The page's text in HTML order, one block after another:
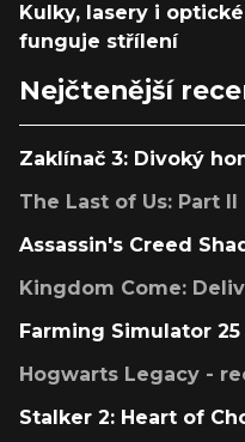
Kulky, lasery i
funguje střílení
Nejčtenější
Zaklínač 3: Divoký
The Last of Us: Part
Assassin's Creed
Kingdom Come:
Farming Simulator
Hogwarts Legacy -
Stalker 2: Heart of